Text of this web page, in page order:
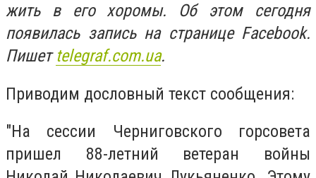
жить в его хоромы. Об этом сегодня
появилась запись на странице Facebook.
Пишетtelegraf.com.ua.
Приводим дословный текст сообщения:
"На сессии Черниговского горсовета
пришел 88-летний ветеран войны